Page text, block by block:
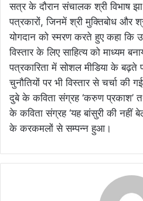
सत्र के दौरान संचालक श्री विभाष
पत्रकारों, जिनमें श्री मुक्तिबोध और
योगदान को स्मरण करते हुए कहा कि
विस्तार के लिए साहित्य को माध्यम
पत्रकारिता में सोशल मीडिया के
चुनौतियों पर भी विस्तार से चर्चा की
दुबे के कविता संग्रह ‘करुण प्रकाश’
के कविता संग्रह ‘यह बांसुरी की नहीं
के करकमलों से सम्पन्न हुआ।